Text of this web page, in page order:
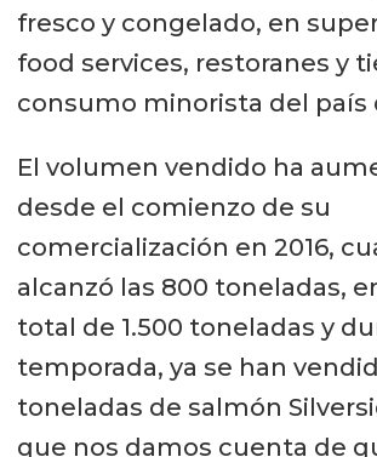
fresco y congelado, en
food services, restoranes y
consumo minorista del país
El volumen vendido ha
desde el comienzo de su
comercialización en 2016,
alcanzó las 800 toneladas,
total de 1.500 toneladas y
temporada, ya se han
toneladas de salmón
que nos damos cuenta de